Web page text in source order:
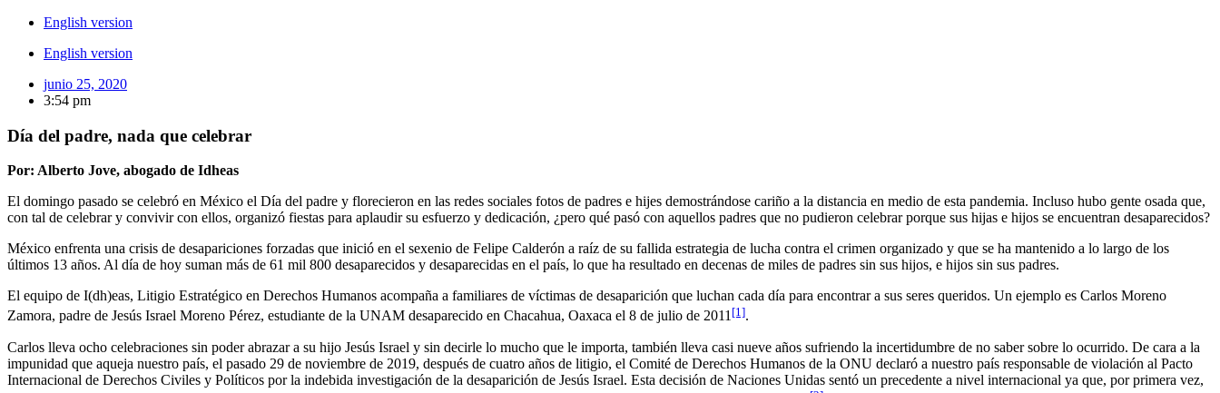
English version
English version
junio 25, 2020
3:54 pm
Día del padre, nada que celebrar
Por: Alberto Jove, abogado de Idheas
El domingo pasado se celebró en México el Día del padre y florecieron en las redes sociales fotos de padres e hijes demostrándose cariño a la distancia en medio de esta pandemia. Incluso hubo gente osada que,
con tal de celebrar y convivir con ellos, organizó fiestas para aplaudir su esfuerzo y dedicación, ¿pero qué pasó con aquellos padres que no pudieron celebrar porque sus hijas e hijos se encuentran desaparecidos?
México enfrenta una crisis de desapariciones forzadas que inició en el sexenio de Felipe Calderón a raíz de su fallida estrategia de lucha contra el crimen organizado y que se ha mantenido a lo largo de los
últimos 13 años. Al día de hoy suman más de 61 mil 800 desaparecidos y desaparecidas en el país, lo que ha resultado en decenas de miles de padres sin sus hijos, e hijos sin sus padres.
El equipo de I(dh)eas, Litigio Estratégico en Derechos Humanos acompaña a familiares de víctimas de desaparición que luchan cada día para encontrar a sus seres queridos. Un ejemplo es Carlos Moreno
Zamora, padre de Jesús Israel Moreno Pérez, estudiante de la UNAM desaparecido en Chacahua, Oaxaca el 8 de julio de 2011[1].
Carlos lleva ocho celebraciones sin poder abrazar a su hijo Jesús Israel y sin decirle lo mucho que le importa, también lleva casi nueve años sufriendo la incertidumbre de no saber sobre lo ocurrido. De cara a la
impunidad que aqueja nuestro país, el pasado 29 de noviembre de 2019, después de cuatro años de litigio, el Comité de Derechos Humanos de la ONU declaró a nuestro país responsable de violación al Pacto
Internacional de Derechos Civiles y Políticos por la indebida investigación de la desaparición de Jesús Israel. Esta decisión de Naciones Unidas sentó un precedente a nivel internacional ya que, por primera vez,